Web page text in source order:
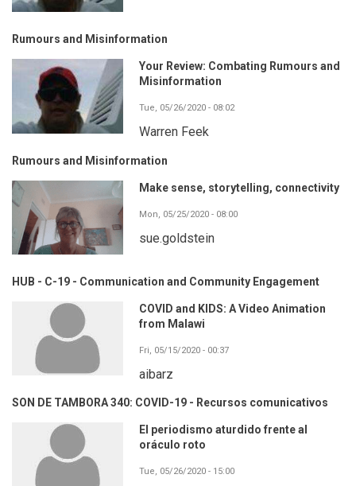
Rumours and Misinformation
Your Review: Combating Rumours and
Misinformation
Tue, 05/26/2020 - 08:02
Warren Feek
Rumours and Misinformation
Make sense, storytelling, connectivity
Mon, 05/25/2020 - 08:00
sue.goldstein
HUB - C-19 - Communication and Community Engagement
COVID and KIDS: A Video Animation
from Malawi
Fri, 05/15/2020 - 00:37
aibarz
SON DE TAMBORA 340: COVID-19 - Recursos comunicativos
El periodismo aturdido frente al
oráculo roto
Tue, 05/26/2020 - 15:00